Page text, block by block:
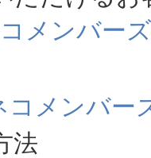
メンバーズ
コメンバー
法